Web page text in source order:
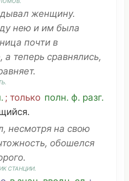
женщину.
нею и им была
почти в
, а теперь сравнялись,
.
.
; только полн. ф. разг.
.
, несмотря на свою
, обошелся
.
СТАНЦИИ.